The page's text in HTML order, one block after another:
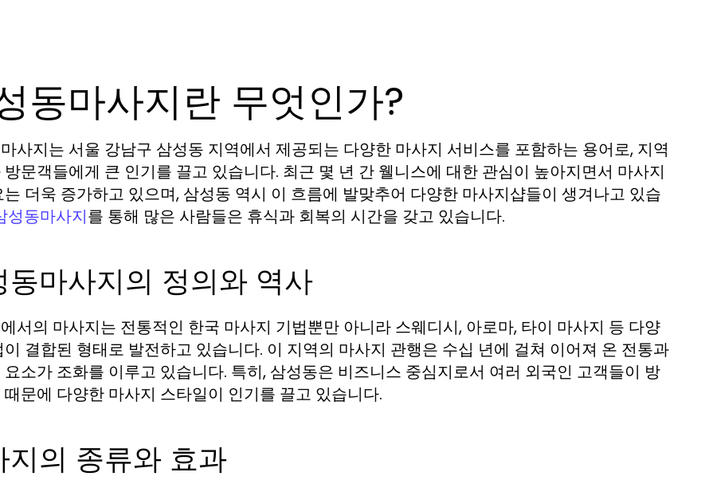
동마사지란 무엇인가?
사지는 서울 강남구 삼성동 지역에서 제공되는 다양한 마사지 서비스를 포함하는 용어로, 지역
방문객들에게 큰 인기를 끌고 있습니다. 최근 몇 년 간 웰니스에 대한 관심이 높아지면서 마사지
는 더욱 증가하고 있으며, 삼성동 역시 이 흐름에 발맞추어 다양한 마사지샵들이 생겨나고 있습
성동마사지를 통해 많은 사람들은 휴식과 회복의 시간을 갖고 있습니다.
동마사지의 정의와 역사
서의 마사지는 전통적인 한국 마사지 기법뿐만 아니라 스웨디시, 아로마, 타이 마사지 등 다양
이 결합된 형태로 발전하고 있습니다. 이 지역의 마사지 관행은 수십 년에 걸쳐 이어져 온 전통과
요소가 조화를 이루고 있습니다. 특히, 삼성동은 비즈니스 중심지로서 여러 외국인 고객들이 방
때문에 다양한 마사지 스타일이 인기를 끌고 있습니다.
지의 종류와 효과